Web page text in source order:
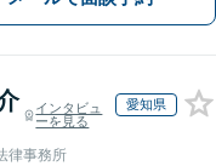
インタビュ
ーを見る
愛知県
律事務所